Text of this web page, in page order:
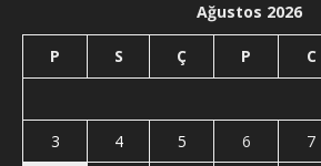
Ağustos 2026
P S Ç P C
3
4 5 6 7